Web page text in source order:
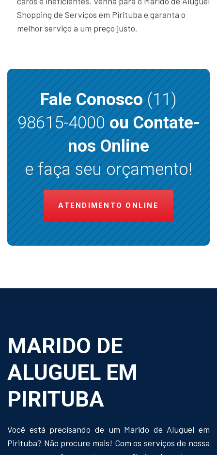
Shopping de Serviços em Pirituba e garanta o
melhor serviço a um preço justo.
Fale Conosco(11)
98615-4000ou Contate-
nos Online
e faça seu orçamento!
ATENDIMENTO ONLINE
MARIDO DE
ALUGUEL EM
PIRITUBA
Você está precisando de um Marido de Aluguel em
Pirituba? Não procure mais! Com os serviços de nossa